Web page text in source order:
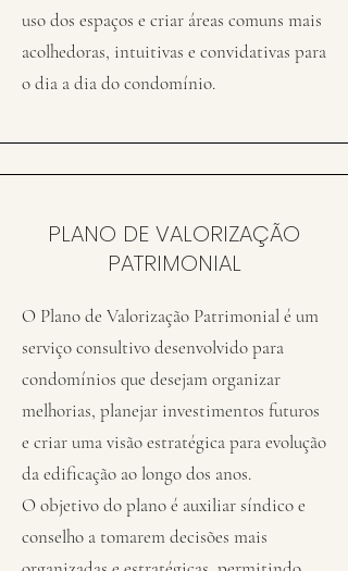
uso dos espaços e criar áreas comuns mais
acolhedoras, intuitivas e convidativas para
o dia a dia do condomínio.
PLANO DE VALORIZAÇÃO
PATRIMONIAL
O Plano de Valorização Patrimonial é um
serviço consultivo desenvolvido para
condomínios que desejam organizar
melhorias, planejar investimentos futuros
e criar uma visão estratégica para evolução
da edificação ao longo dos anos.
O objetivo do plano é auxiliar síndico e
conselho a tomarem decisões mais